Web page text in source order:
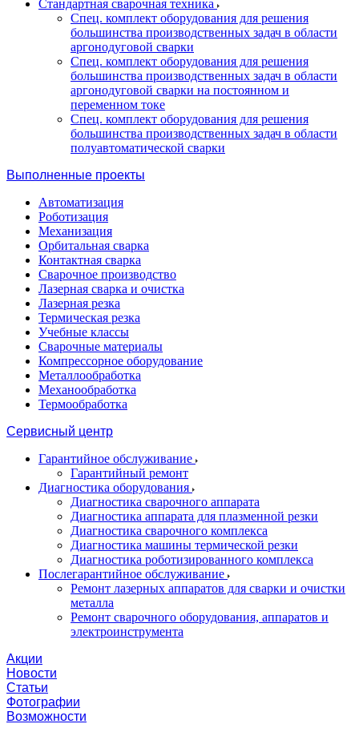
Стандартная сварочная техника
Спец. комплект оборудования для решения
большинства производственных задач в области
аргонодуговой сварки
Спец. комплект оборудования для решения
большинства производственных задач в области
аргонодуговой сварки на постоянном и
переменном токе
Спец. комплект оборудования для решения
большинства производственных задач в области
полуавтоматической сварки
Выполненные проекты
Автоматизация
Роботизация
Механизация
Орбитальная сварка
Контактная сварка
Сварочное производство
Лазерная сварка и очистка
Лазерная резка
Термическая резка
Учебные классы
Сварочные материалы
Компрессорное оборудование
Металлообработка
Механообработка
Термообработка
Сервисный центр
Гарантийное обслуживание
Гарантийный ремонт
Диагностика оборудования
Диагностика сварочного аппарата
Диагностика аппарата для плазменной резки
Диагностика сварочного комплекса
Диагностика машины термической резки
Диагностика роботизированного комплекса
Послегарантийное обслуживание
Ремонт лазерных аппаратов для сварки и очистки
металла
Ремонт сварочного оборудования, аппаратов и
электроинструмента
Акции
Новости
Статьи
Фотографии
Возможности